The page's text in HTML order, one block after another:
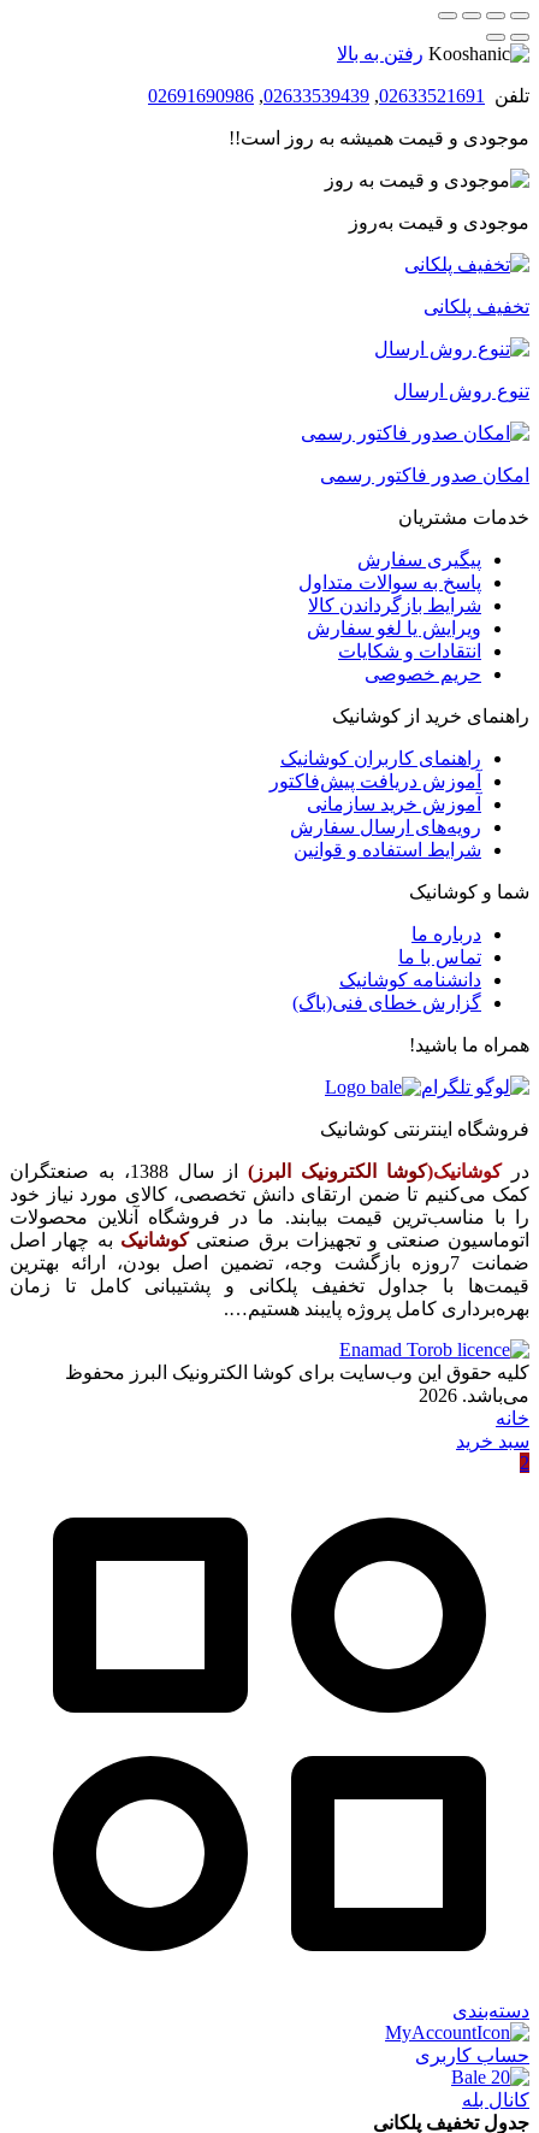
رفتن به بالا
تلفن 02633521691
,
02633539439
,
02691690986
موجودی و قیمت همیشه به روز است!!
موجودی و قیمت به‌روز
تخفیف پلکانی
تنوع روش ارسال
امکان صدور فاکتور رسمی
خدمات مشتریان
پیگیری سفارش
پاسخ به سوالات متداول
شرایط بازگرداندن کالا
ویرایش یا لغو سفارش
انتقادات و شکایات
حریم خصوصی
راهنمای خرید از کوشانیک
راهنمای کاربران کوشانیک
آموزش دریافت پیش‌فاکتور
آموزش خرید سازمانی
رویه‌های ارسال سفارش
شرایط استفاده و قوانین
شما و کوشانیک
درباره ما
تماس با ما
دانشنامه کوشانیک
گزارش خطای فنی(باگ)
همراه ما باشید!
فروشگاه اینترنتی کوشانیک
در کوشانیک(کوشا الکترونیک البرز)
از سال 1388، به صنعتگران
کمک می‌کنیم تا ضمن ارتقای دانش تخصصی، کالای مورد نیاز خود
را با مناسب‌ترین قیمت بیابند. ما در فروشگاه آنلاین محصولات
اتوماسیون صنعتی و تجهیزات برق صنعتی کوشانیک به چهار اصل
ضمانت 7روزه بازگشت وجه، تضمین اصل بودن، ارائه بهترین
قیمت‌ها با جداول تخفیف پلکانی و پشتیبانی کامل تا زمان
بهره‌برداری کامل پروژه پایبند هستیم….
کلیه حقوق این وب‌سایت برای کوشا الکترونیک البرز محفوظ
می‌باشد. 2026
خانه
سبد خرید
2
دسته‌بندی
حساب کاربری
کانال بله
جدول تخفیف پلکانی